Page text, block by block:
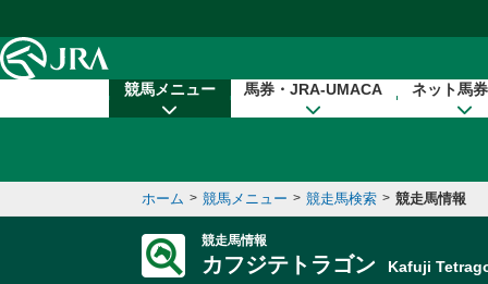
競馬メニュー 馬券・JRA-UMACA ネット馬
ホーム > 競馬メニュー > 競走馬検索 > 競走馬情報
競走馬情報
カフジテトラゴン Kafuji